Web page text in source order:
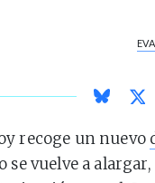
recoge un nuevo
se vuelve a